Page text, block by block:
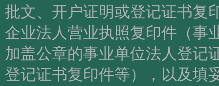
批文、开户证明或登记证书复
企业法人营业执照复印件（事
加盖公章的事业单位法人登记
登记证书复印件等），以及填